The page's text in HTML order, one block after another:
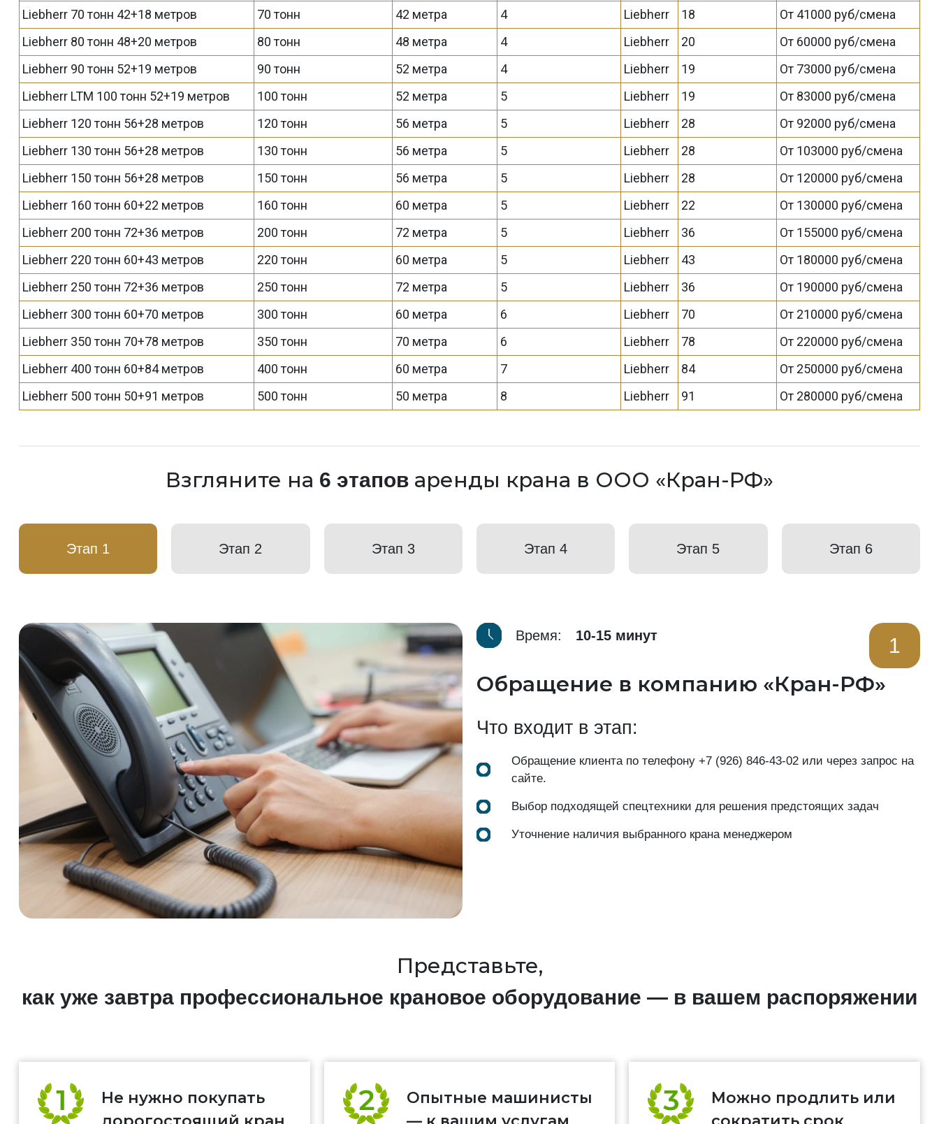
Liebherr 70 тонн 42+18 метров
70 тонн 42 метра 4 Liebherr 18
От 41000 руб/смена
Liebherr 80 тонн 48+20 метров
80 тонн 48 метра 4 Liebherr 20
От 60000 руб/смена
Liebherr 90 тонн 52+19 метров
90 тонн 52 метра 4 Liebherr 19
От 73000 руб/смена
Liebherr LTM 100 тонн 52+19 метров
100 тонн 52 метра 5 Liebherr 19
От 83000 руб/смена
Liebherr 120 тонн 56+28 метров
120 тонн 56 метра 5 Liebherr 28
От 92000 руб/смена
Liebherr 130 тонн 56+28 метров
130 тонн 56 метра 5 Liebherr 28
От 103000 руб/смена
Liebherr 150 тонн 56+28 метров
150 тонн 56 метра 5 Liebherr 28
От 120000 руб/смена
Liebherr 160 тонн 60+22 метров
160 тонн 60 метра 5 Liebherr 22
От 130000 руб/смена
Liebherr 200 тонн 72+36 метров
200 тонн 72 метра 5 Liebherr 36
От 155000 руб/смена
Liebherr 220 тонн 60+43 метров
220 тонн 60 метра 5 Liebherr 43
От 180000 руб/смена
Liebherr 250 тонн 72+36 метров
250 тонн 72 метра 5 Liebherr 36
От 190000 руб/смена
Liebherr 300 тонн 60+70 метров
300 тонн 60 метра 6 Liebherr 70
От 210000 руб/смена
Liebherr 350 тонн 70+78 метров
350 тонн 70 метра 6 Liebherr 78
От 220000 руб/смена
Liebherr 400 тонн 60+84 метров
400 тонн 60 метра 7 Liebherr 84
От 250000 руб/смена
Liebherr 500 тонн 50+91 метров
500 тонн 50 метра 8 Liebherr 91 От 280000 руб/смена
Взгляните на 6 этапов аренды крана в ООО «Кран-РФ»
Этап 1 Этап 2 Этап 3 Этап 4 Этап 5 Этап 6
Время: 10-15 минут 1
Обращение в компанию «Кран-РФ»
Что входит в этап:
Обращение клиента по телефону +7 (926) 846-43-02 или через запрос на
сайте.
Выбор подходящей спецтехники для решения предстоящих задач
Уточнение наличия выбранного крана менеджером
Представьте,
как уже завтра профессиональное крановое оборудование — в вашем распоряжении
Не нужно покупать
Опытные машинисты
Можно продлить или